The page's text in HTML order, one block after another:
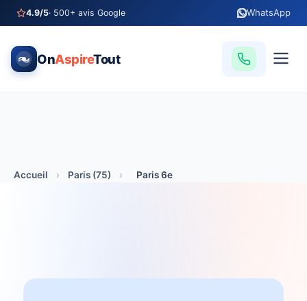
4.9/5· 500+ avis Google WhatsApp
OnAspireTout
Accueil › Paris (75) › Paris 6e